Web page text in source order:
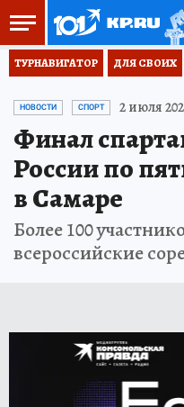
ТУРНАВИГАТОР ДЛЯ СВОИХ
НОВОСТИ СПОРТ 2 июля
Финал
России по
в Самаре
Более 100
всероссийские